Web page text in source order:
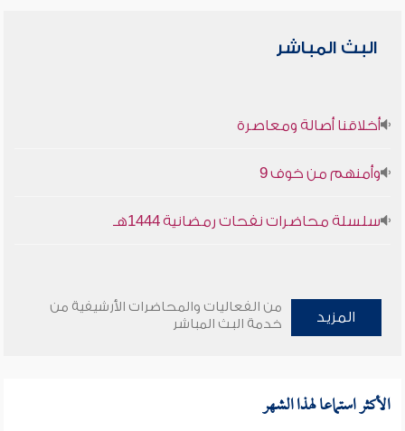
البث المباشر
أخلاقنا أصالة ومعاصرة
وأمنهم من خوف 9
سلسلة محاضرات نفحات رمضانية 1444هـ
المزيد
من الفعاليات والمحاضرات الأرشيفية من
خدمة البث المباشر
الأكثر استماعا لهذا الشهر